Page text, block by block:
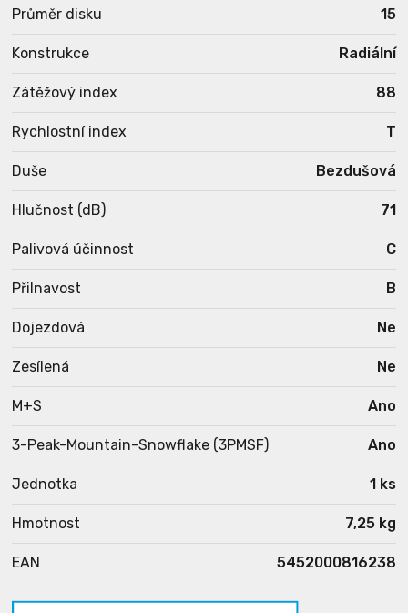
Průměr disku 15
Konstrukce Radiální
Zátěžový index 88
Rychlostní index T
Duše Bezdušová
Hlučnost (dB) 71
Palivová účinnost C
Přilnavost B
Dojezdová Ne
Zesílená Ne
M+S Ano
3-Peak-Mountain-Snowflake (3PMSF) Ano
Jednotka 1 ks
Hmotnost 7,25 kg
EAN 5452000816238